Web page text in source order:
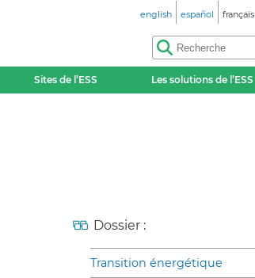
english español français
Sites de l’ESS Les solutions de l’ESS
Dossier :
Transition énergétique